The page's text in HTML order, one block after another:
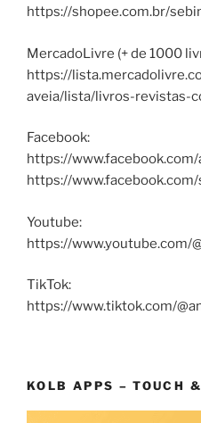
https://shopee.com.br/
MercadoLivre (+ de 1000
https://
aveia/lista/livros-revistas-
Facebook:
https://
https://
Youtube:
https://www.youtube.com/
TikTok:
https://www.tiktok.com/
KOLB APPS – TOUCH